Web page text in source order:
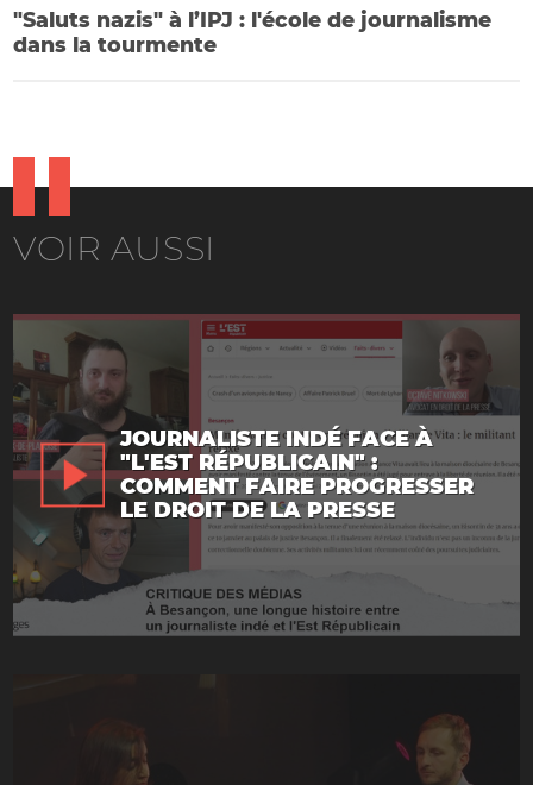
"Saluts nazis" à l’IPJ : l'école de journalisme
dans la tourmente
VOIR AUSSI
JOURNALISTE INDÉ FACE À
"L'EST RÉPUBLICAIN" :
COMMENT FAIRE PROGRESSER
LE DROIT DE LA PRESSE